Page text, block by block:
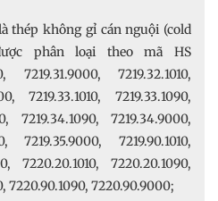
thép không gỉ cán nguội (cold
phân loại theo mã HS
7219.31.9000, 7219.32.1010,
7219.33.1010, 7219.33.1090,
7219.34.1090, 7219.34.9000,
7219.35.9000, 7219.90.1010,
7220.20.1010, 7220.20.1090,
7220.90.1090, 7220.90.9000;